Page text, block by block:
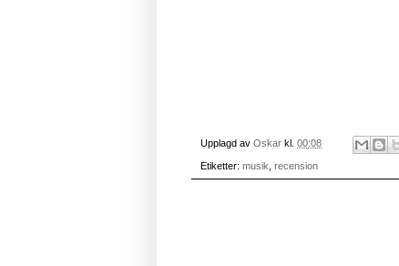
Upplagd av Oskar kl. 00:08
Etiketter: musik recension